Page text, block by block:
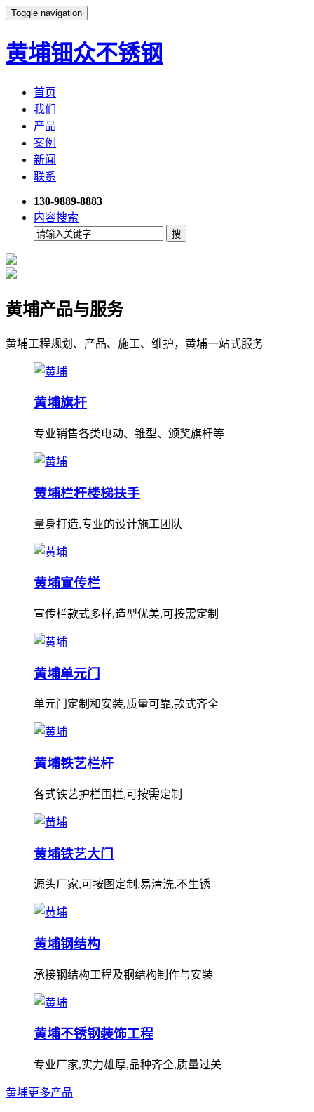
Toggle navigation
黄埔钿众不锈钢
首页
我们
产品
案例
新闻
联系
130-9889-8883
内容搜索
黄埔产品与服务
黄埔工程规划、产品、施工、维护，黄埔一站式服务
黄埔旗杆
专业销售各类电动、锥型、颁奖旗杆等
黄埔栏杆楼梯扶手
量身打造,专业的设计施工团队
黄埔宣传栏
宣传栏款式多样,造型优美,可按需定制
黄埔单元门
单元门定制和安装,质量可靠,款式齐全
黄埔铁艺栏杆
各式铁艺护栏围栏,可按需定制
黄埔铁艺大门
源头厂家,可按图定制,易清洗,不生锈
黄埔钢结构
承接钢结构工程及钢结构制作与安装
黄埔不锈钢装饰工程
专业厂家,实力雄厚,品种齐全,质量过关
黄埔更多产品